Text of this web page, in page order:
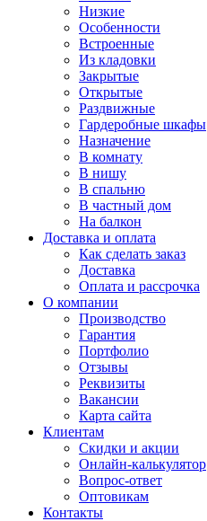
Низкие
Особенности
Встроенные
Из кладовки
Закрытые
Открытые
Раздвижные
Гардеробные шкафы
Назначение
В комнату
В нишу
В спальню
В частный дом
На балкон
Доставка и оплата
Как сделать заказ
Доставка
Оплата и рассрочка
О компании
Производство
Гарантия
Портфолио
Отзывы
Реквизиты
Вакансии
Карта сайта
Клиентам
Скидки и акции
Онлайн-калькулятор
Вопрос-ответ
Оптовикам
Контакты